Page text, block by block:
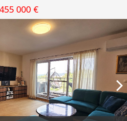
455 000 €